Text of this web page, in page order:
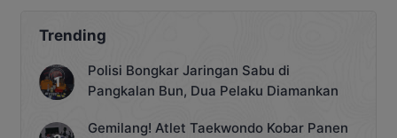
Trending
Polisi Bongkar Jaringan Sabu di
Pangkalan Bun, Dua Pelaku Diamankan
Gemilang! Atlet Taekwondo Kobar Panen